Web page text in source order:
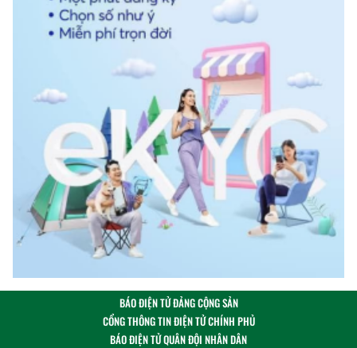
BÁO ĐIỆN TỬ ĐẢNG CỘNG SẢN
CỔNG THÔNG TIN ĐIỆN TỬ CHÍNH PHỦ
BÁO ĐIỆN TỬ QUÂN ĐỘI NHÂN DÂN